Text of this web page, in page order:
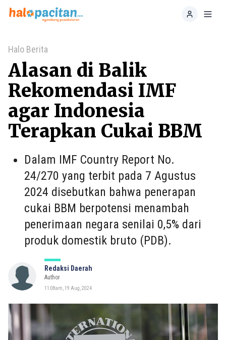
Home
Halo Berita
Alasan di Balik
Rekomendasi IMF
agar Indonesia
Terapkan Cukai BBM
Dalam IMF Country Report No.
24/270 yang terbit pada 7 Agustus
2024 disebutkan bahwa penerapan
cukai BBM berpotensi menambah
penerimaan negara senilai 0,5% dari
produk domestik bruto (PDB).
Redaksi Daerah
Author
11:08am, 19 Aug, 2024